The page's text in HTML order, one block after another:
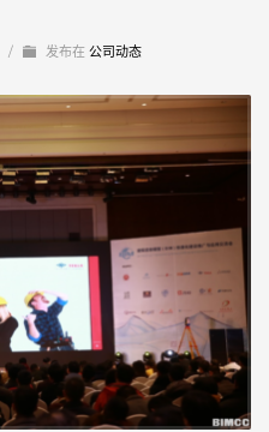
/ 发布在 公司动态